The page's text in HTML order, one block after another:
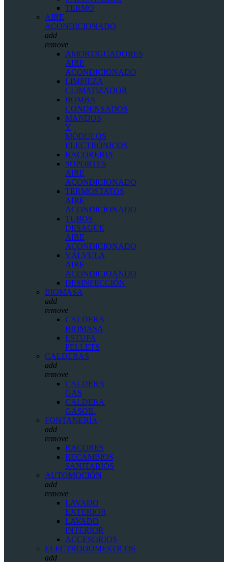
TERMO
AIRE
ACONDICIONADO
add
remove
AMORTIGUADORES
AIRE
ACONDICIONADO
LIMPIEZA
CLIMATIZADOR
BOMBA
CONDENSADOS
MANDOS
Y
MÓDULOS
ELECTRÓNICOS
RACORERIA
SOPORTES
AIRE
ACONDICIONADO
TERMOSTATOS
AIRE
ACONDICIONADO
TUBOS
DESAGÜE
AIRE
ACONDICIONADO
VÁLVULA
AIRE
ACONDICIOANDO
DESINFECCIÓN
BIOMASA
add
remove
CALDERA
BIOMASA
ESTUFA
PELLETS
CALDERAS
add
remove
CALDERA
GAS
CALDERA
GASOIL
FONTANERÍA
add
remove
RACORES
RECAMBIOS
SANITARIOS
AUTOMOCIÓN
add
remove
LAVADO
EXTERIOR
LAVADO
INTERIOR
ACCESORIOS
ELECTRODOMESTICOS
add